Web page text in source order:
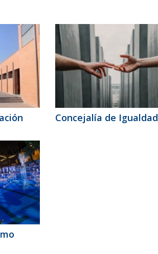
Concejalía de Igualdad